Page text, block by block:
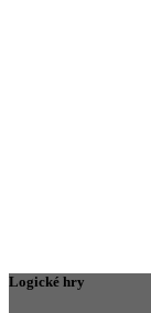
Logické hry